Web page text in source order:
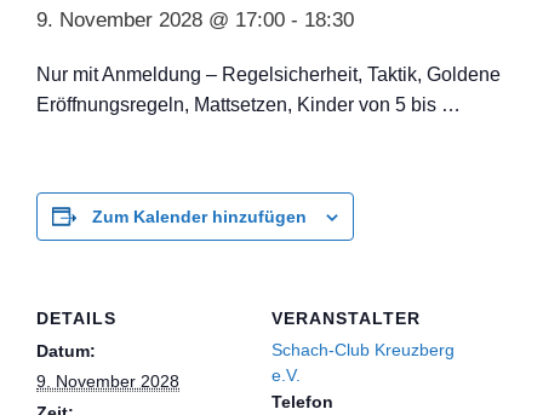
9. November 2028 @ 17:00 - 18:30
Nur mit Anmeldung – Regelsicherheit, Taktik, Goldene
Eröffnungsregeln, Mattsetzen, Kinder von 5 bis …
Zum Kalender hinzufügen
DETAILS
Datum:
9. November 2028
VERANSTALTER
Schach-Club Kreuzberg
e.V.
Telefon